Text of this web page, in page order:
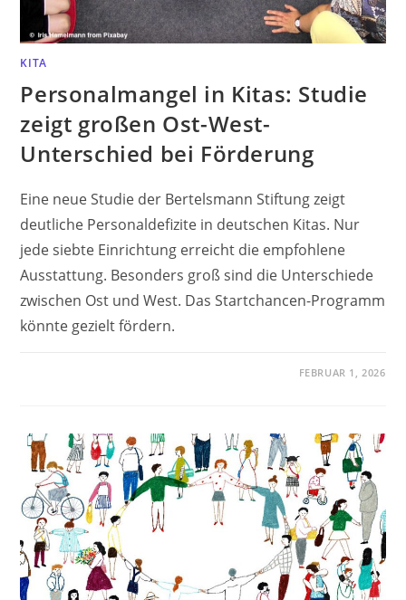
KITA
Personalmangel in Kitas: Studie
zeigt großen Ost-West-
Unterschied bei Förderung
Eine neue Studie der Bertelsmann Stiftung zeigt
deutliche Personaldefizite in deutschen Kitas. Nur
jede siebte Einrichtung erreicht die empfohlene
Ausstattung. Besonders groß sind die Unterschiede
zwischen Ost und West. Das Startchancen-Programm
könnte gezielt fördern.
FEBRUAR 1, 2026